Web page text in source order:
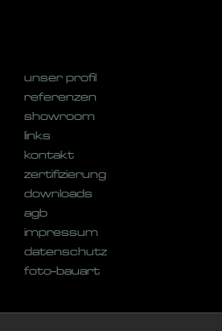
unser profil
referenzen
showroom
links
kontakt
zertifizierung
downloads
agb
impressum
datenschutz
foto-bauart